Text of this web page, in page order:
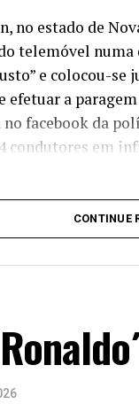
no estado de
telemóvel numa
e colocou-
efetuar a
facebook da
condutores em
CONTINUE